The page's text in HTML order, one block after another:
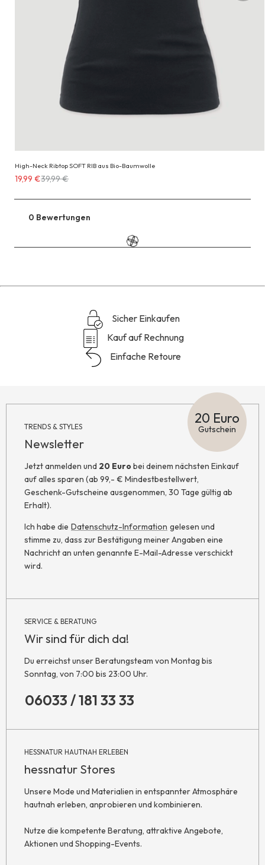
High-Neck Ribtop SOFT RIB aus Bio-Baumwolle
Erhältlich
19,99 €
anstatt
39,99 €
19,99 €39,99 €
0 Bewertungen
Reviews
Sicher Einkaufen
Kauf auf Rechnung
Einfache Retoure
TRENDS & STYLES
Newsletter
20 Euro
Gutschein
Jetzt anmelden und 20 Eurobei deinem nächsten Einkauf
auf alles sparen (ab 99,- € Mindestbestellwert,
Geschenk-Gutscheine ausgenommen, 30 Tage gültig ab
Erhalt).
Ich habe die Datenschutz-Information gelesen und
stimme zu, dass zur Bestätigung meiner Angaben eine
Nachricht an unten genannte E-Mail-Adresse verschickt
wird.
SERVICE & BERATUNG
Wir sind für dich da!
Du erreichst unser Beratungsteam von Montag bis
Sonntag, von 7:00 bis 23:00 Uhr.
06033 / 181 33 33
HESSNATUR HAUTNAH ERLEBEN
hessnatur Stores
Unsere Mode und Materialien in entspannter Atmosphäre
hautnah erleben, anprobieren und kombinieren.
Nutze die kompetente Beratung, attraktive Angebote,
Aktionen und Shopping-Events.